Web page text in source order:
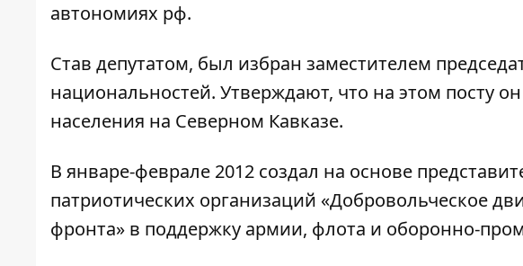
автономиях рф.
Став депутатом, был избран заместителем
национальностей. Утверждают, что на этом посту
населения на Северном Кавказе.
В январе-феврале 2012 создал на основе
патриотических организаций «Добровольческое
фронта» в поддержку армии, флота и оборонно-